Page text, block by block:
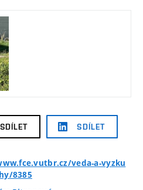
SDÍLET SDÍLET
veda-a-vyzku
8385